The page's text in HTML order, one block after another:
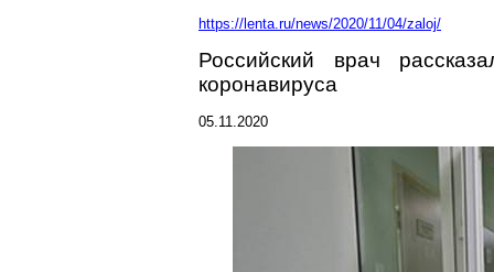
https://lenta.ru/news/2020/11/04/zaloj/
Российский врач
коронавируса
05.11.2020